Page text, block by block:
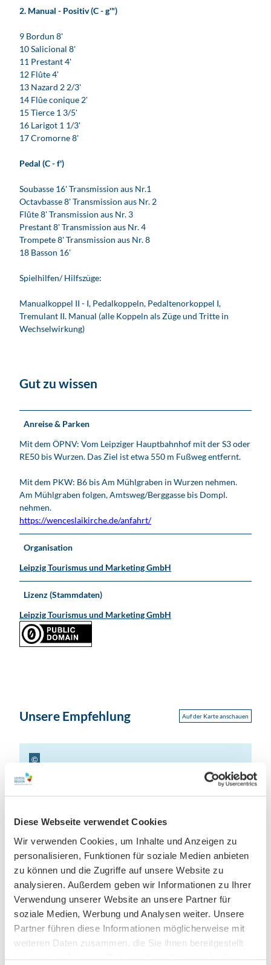
Diese Webseite verwendet Cookies
Wir verwenden Cookies, um Inhalte und Anzeigen zu
personalisieren, Funktionen für soziale Medien anbieten
zu können und die Zugriffe auf unsere Website zu
analysieren. Außerdem geben wir Informationen zu Ihrer
Verwendung unserer Website an unsere Partner für
soziale Medien, Werbung und Analysen weiter. Unsere
Partner führen diese Informationen möglicherweise mit
weiteren Daten zusammen, die Sie ihnen bereitgestellt
e
n
W
u
r
z
e
n
©
D
e
e
r
W
a
d
e
i
z
2. Manual - Positiv (C - g'")
9 Bordun 8'
10 Salicional 8'
11 Prestant 4'
12 Flûte 4'
13 Nazard 2 2/3'
14 Flûe conique 2'
15 Tierce 1 3/5'
16 Larigot 1 1/3'
17 Cromorne 8'
Pedal (C - f')
Soubasse 16' Transmission aus Nr.1
Octavbasse 8' Transmission aus Nr. 2
Flûte 8' Transmission aus Nr. 3
Prestant 8' Transmission aus Nr. 4
Trompete 8' Transmission aus Nr. 8
18 Basson 16'
Spielhilfen/ Hilfszüge:
Manualkoppel II - I, Pedalkoppeln, Pedaltenorkoppel I,
Tremulant II. Manual (alle Koppeln als Züge und Tritte in
Wechselwirkung)
Gut zu wissen
Anreise & Parken
Mit dem ÖPNV: Vom Leipziger Hauptbahnhof mit der S3 oder
RE50 bis Wurzen. Das Ziel ist etwa 550 m Fußweg entfernt.
Mit dem PKW: B6 bis Am Mühlgraben in Wurzen nehmen.
Am Mühlgraben folgen, Amtsweg/Berggasse bis Dompl.
nehmen.
https://wenceslaikirche.de/anfahrt/
Organisation
Leipzig Tourismus und Marketing GmbH
Lizenz (Stammdaten)
Leipzig Tourismus und Marketing GmbH
Unsere Empfehlung Auf der Karte anschauen
©
Jehmlich-Orgel im Dom St. Marien Wurzen
Orgel
Wurzen
Historische Stätte
Mehr anzeigen